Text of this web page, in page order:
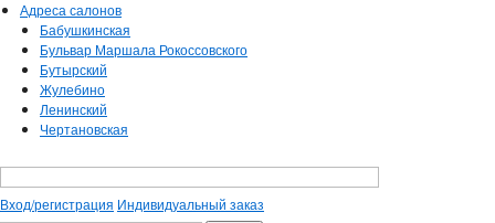
Адреса салонов
Бабушкинская
Бульвар Маршала Рокоссовского
Бутырский
Жулебино
Ленинский
Чертановская
Вход/регистрация Индивидуальный заказ